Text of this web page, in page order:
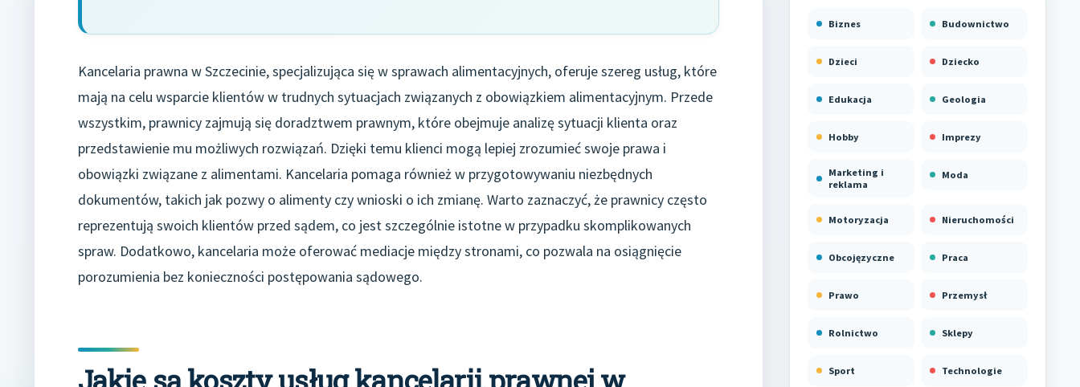
Kancelaria prawna w Szczecinie, specjalizująca się w sprawach alimentacyjnych, oferuje szereg usług, które
mają na celu wsparcie klientów w trudnych sytuacjach związanych z obowiązkiem alimentacyjnym. Przede
wszystkim, prawnicy zajmują się doradztwem prawnym, które obejmuje analizę sytuacji klienta oraz
przedstawienie mu możliwych rozwiązań. Dzięki temu klienci mogą lepiej zrozumieć swoje prawa i
obowiązki związane z alimentami. Kancelaria pomaga również w przygotowywaniu niezbędnych
dokumentów, takich jak pozwy o alimenty czy wnioski o ich zmianę. Warto zaznaczyć, że prawnicy często
reprezentują swoich klientów przed sądem, co jest szczególnie istotne w przypadku skomplikowanych
spraw. Dodatkowo, kancelaria może oferować mediacje między stronami, co pozwala na osiągnięcie
porozumienia bez konieczności postępowania sądowego.
Biznes Budownictwo
Dzieci Dziecko
Edukacja Geologia
Hobby Imprezy
Marketing i
reklama
Moda
Motoryzacja Nieruchomości
Obcojęzyczne Praca
Prawo Przemysł
Rolnictwo Sklepy
Sport Technologie